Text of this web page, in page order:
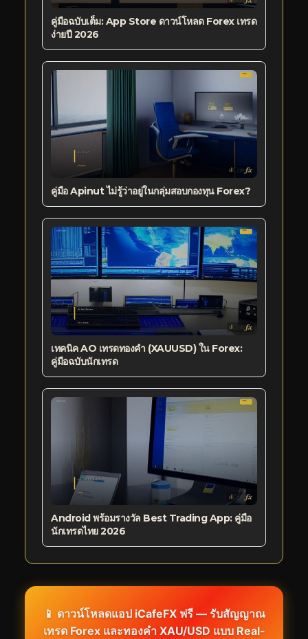
คู่มือฉบับเต็ม: App Store ดาวน์โหลด Forex เทรด
ง่ายปี 2026
คู่มือ Apinut ไม่รู้ว่าอยู่ในกลุ่มสอบกองทุน Forex?
เทคนิค AO เทรดทองคำ (XAUUSD) ใน Forex:
คู่มือฉบับนักเทรด
Android พร้อมรางวัล Best Trading App: คู่มือ
นักเทรดไทย 2026
📱 ดาวน์โหลดแอป iCafeFXฟรี — รับสัญญาณ
เทรด Forex และทองคำ XAU/USD แบบ Real-